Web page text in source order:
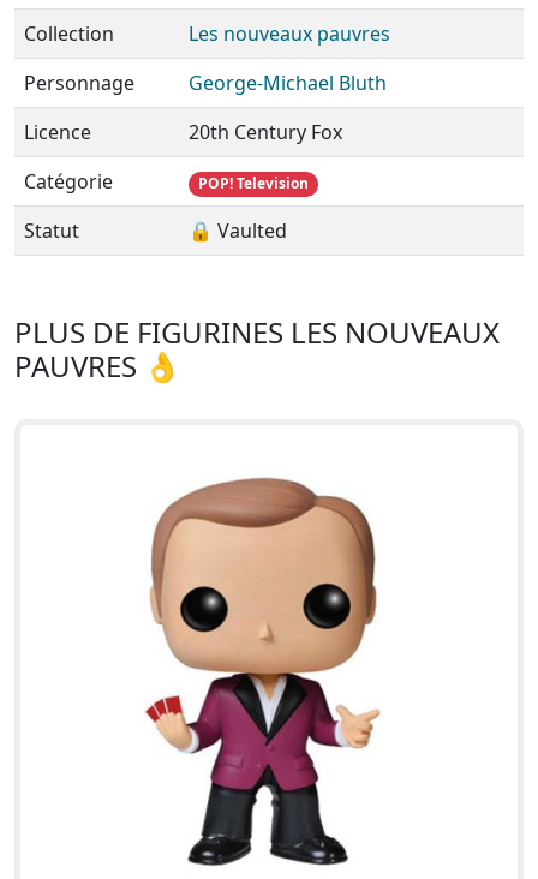
Collection
Les nouveaux pauvres
Personnage
George-Michael Bluth
Licence
20th Century Fox
Catégorie
POP! Television
Statut 🔒 Vaulted
PLUS DE FIGURINES LES NOUVEAUX
PAUVRES 👌